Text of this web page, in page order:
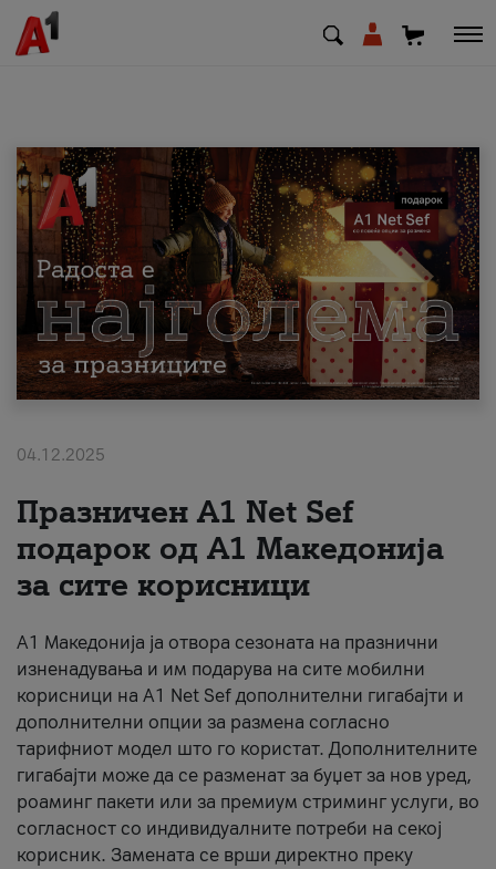
МК EN SQ
Приватни Деловни
Поддршка
Надополни кредит
За нас
#ПодобарОнлајн
04.12.2025
Празничен A1 Net Sеf
подарок од А1 Македонија
за сите корисници
А1 Македонија ја отвора сезоната на празнични
изненадувања и им подарува на сите мобилни
корисници на A1 Net Sef дополнителни гигабајти и
дополнителни опции за размена согласно
тарифниот модел што го користат. Дополнителните
гигабајти може да се разменат за буџет за нов уред,
роаминг пакети или за премиум стриминг услуги, во
согласност со индивидуалните потреби на секој
корисник. Замената се врши директно преку